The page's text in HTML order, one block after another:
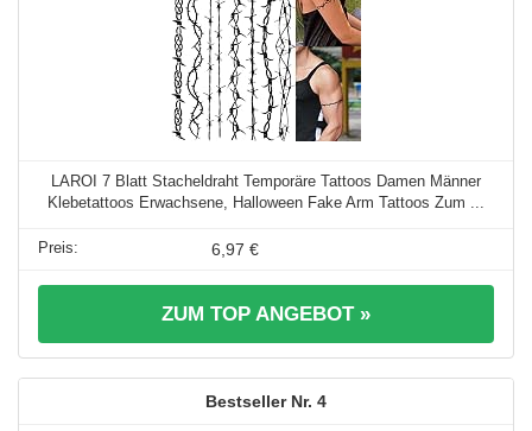
LAROI 7 Blatt Stacheldraht Temporäre Tattoos Damen Männer
Klebetattoos Erwachsene, Halloween Fake Arm Tattoos Zum ...
6,97 €
ZUM TOP ANGEBOT »
4